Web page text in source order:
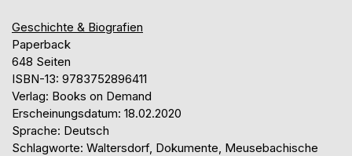
Geschichte & Biografien
Paperback
648 Seiten
ISBN-13: 9783752896411
Verlag: Books on Demand
Erscheinungsdatum: 18.02.2020
Sprache: Deutsch
Schlagworte: Waltersdorf, Dokumente, Meusebachische